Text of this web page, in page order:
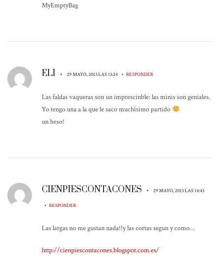
MyEmptyBag
ELI • 29 MAYO, 2013 LAS 13:24 • RESPONDER
Las faldas vaqueras son un imprescinble: las minis son geniales.
Yo tengo una a la que le saco muchísimo partido
un beso!
CIENPIESCONTACONES • 29 MAYO, 2013 LAS 14:43
• RESPONDER
Las largas no me gustan nada!!y las cortas segun y como…
http://cienpiescontacones.blogspot.com.es/